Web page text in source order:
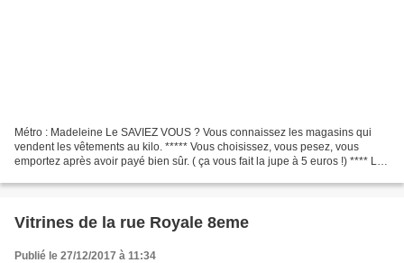
Métro : Madeleine Le SAVIEZ VOUS ? Vous connaissez les magasins qui
vendent les vêtements au kilo. ***** Vous choisissez, vous pesez, vous
emportez après avoir payé bien sûr. ( ça vous fait la jupe à 5 euros !) **** Le
Vitrines de la rue Royale 8eme
Publié le 27/12/2017 à 11:34